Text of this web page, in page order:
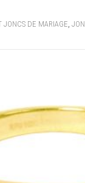
JONCS DE MARIAGE,